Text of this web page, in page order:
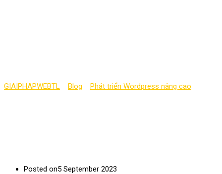
GIAIPHAPWEBTL Blog Phát triển Wordpress nâng cao
Posted on5 September 2023